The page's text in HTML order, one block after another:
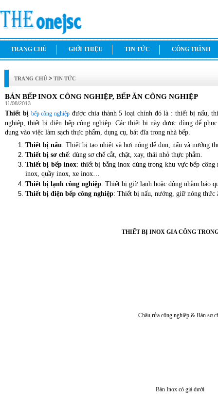
TRANG CHỦ GIỚI THIỆU TIN TỨC CÔNG TRÌNH
TRANG CHỦ > TIN TỨC
BÁN BẾP INOX CÔNG NGHIỆP, BẾP ĂN CÔNG NGHIỆP
11/08/2013
Thiết bị bếp công nghiệp được chia thành 5 loại chính đó là : thiết bị nấu,
nghiệp, thiết bị điện bếp công nghiệp. Các thiết bị này được dùng để
dụng vào việc làm sạch thực phẩm, dụng cụ, bát đĩa trong nhà bếp.
Thiết bị nấu: Thiết bị tạo nhiệt và hơi nóng để đun, nấu và nướng
Thiết bị sơ chế: dùng sơ chế cắt, chặt, xay, thái nhỏ thực phẩm.
Thiết bị bếp inox: thiết bị bằng inox dùng trong khu vực bếp
inox, quầy inox, xe inox…
Thiết bị lạnh công nghiệp: Thiết bị giữ lạnh hoặc đông nhằm bảo
Thiết bị điện bếp công nghiệp: Thiết bị nấu, nướng, giữ nóng thức
THIẾT BỊ INOX GIA CÔNG
Chậu rửa công nghiệp & Bàn sơ
Bàn Inox có giá dưới